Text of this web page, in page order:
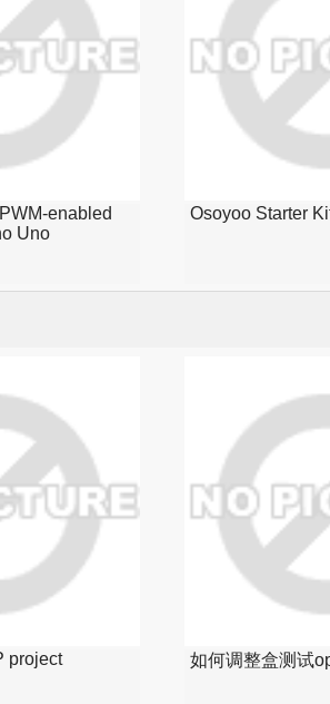
enabled
Uno
Osoyoo Starter
project 如何调整盒测试